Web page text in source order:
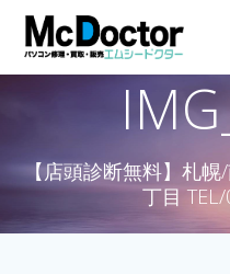
【店頭診断無料】札
丁目